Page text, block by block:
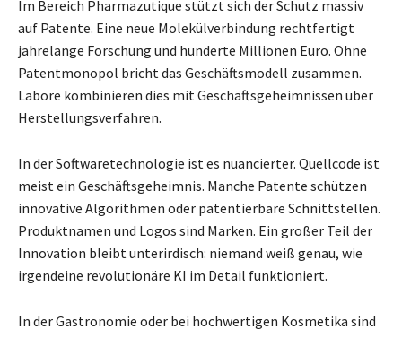
Im Bereich Pharmazutique stützt sich der Schutz massiv
auf Patente. Eine neue Molekülverbindung rechtfertigt
jahrelange Forschung und hunderte Millionen Euro. Ohne
Patentmonopol bricht das Geschäftsmodell zusammen.
Labore kombinieren dies mit Geschäftsgeheimnissen über
Herstellungsverfahren.
In der Softwaretechnologie ist es nuancierter. Quellcode ist
meist ein Geschäftsgeheimnis. Manche Patente schützen
innovative Algorithmen oder patentierbare Schnittstellen.
Produktnamen und Logos sind Marken. Ein großer Teil der
Innovation bleibt unterirdisch: niemand weiß genau, wie
irgendeine revolutionäre KI im Detail funktioniert.
In der Gastronomie oder bei hochwertigen Kosmetika sind